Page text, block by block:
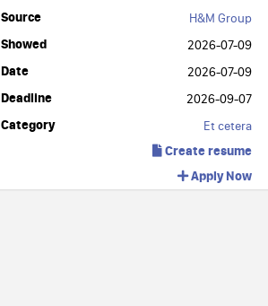
Source H&M Group
Showed 2026-07-09
Date 2026-07-09
Deadline 2026-09-07
Category Et cetera
Create resume
Apply Now